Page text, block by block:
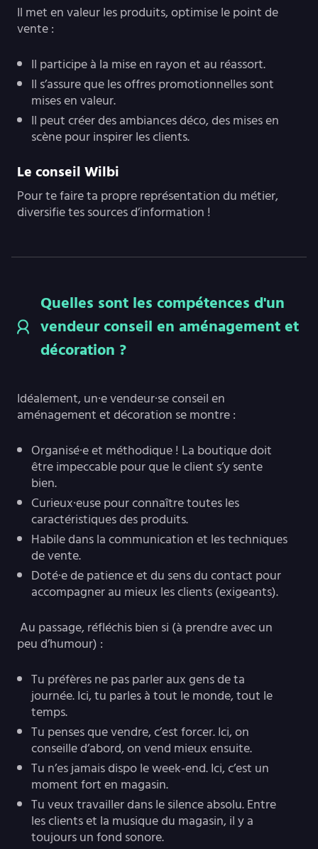
Il met en valeur les produits, optimise le point de
vente :
Il participe à la mise en rayon et au réassort.
Il s’assure que les offres promotionnelles sont
mises en valeur.
Il peut créer des ambiances déco, des mises en
scène pour inspirer les clients.
Le conseil Wilbi
Pour te faire ta propre représentation du métier,
diversifie tes sources d’information !
Quelles sont les compétences d'un
vendeur conseil en aménagement et
décoration ?
Idéalement, un·e vendeur·se conseil en
aménagement et décoration se montre :
Organisé·e et méthodique ! La boutique doit
être impeccable pour que le client s’y sente
bien.
Curieux·euse pour connaître toutes les
caractéristiques des produits.
Habile dans la communication et les techniques
de vente.
Doté·e de patience et du sens du contact pour
accompagner au mieux les clients (exigeants).
Au passage, réfléchis bien si (à prendre avec un
peu d’humour) :
Tu préfères ne pas parler aux gens de ta
journée. Ici, tu parles à tout le monde, tout le
temps.
Tu penses que vendre, c’est forcer. Ici, on
conseille d’abord, on vend mieux ensuite.
Tu n’es jamais dispo le week-end. Ici, c’est un
moment fort en magasin.
Tu veux travailler dans le silence absolu. Entre
les clients et la musique du magasin, il y a
toujours un fond sonore.